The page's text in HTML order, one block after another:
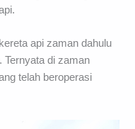
api zaman dahulu
Ternyata di zaman
telah beroperasi